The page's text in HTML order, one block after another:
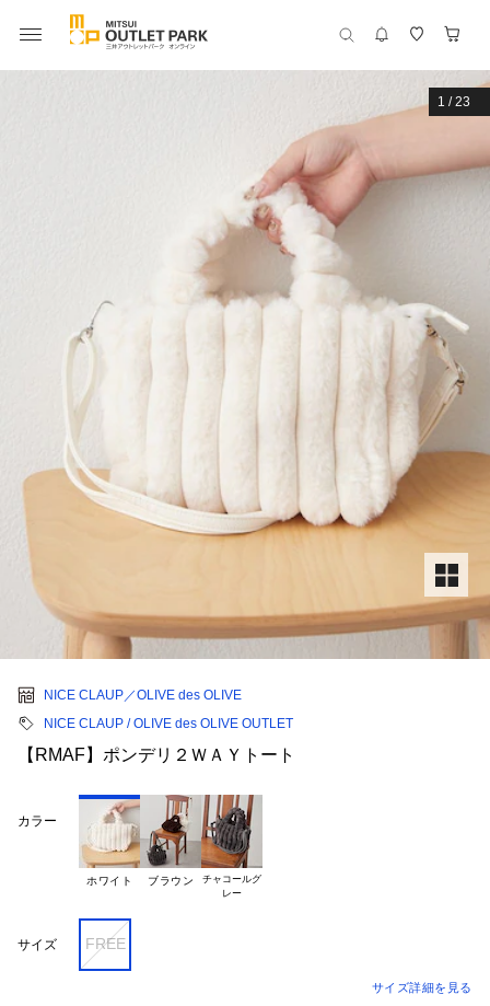
1 /23
NICE CLAUP／OLIVE des OLIVE
NICE CLAUP / OLIVE des OLIVE OUTLET
【RMAF】ポンデリ２ＷＡＹトート
カラー
ホワイト ブラウン
チャコールグ
サイズ FREE
サイズ詳細を見る